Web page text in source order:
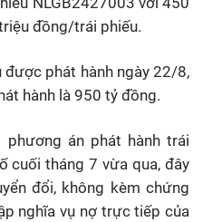
đồng/trái phiếu.
được phát hành ngày 22/8,
hành là 950 tỷ đồng.
phương án phát hành trái
cuối tháng 7 vừa qua, đây
đổi, không kèm chứng
nghĩa vụ nợ trực tiếp của